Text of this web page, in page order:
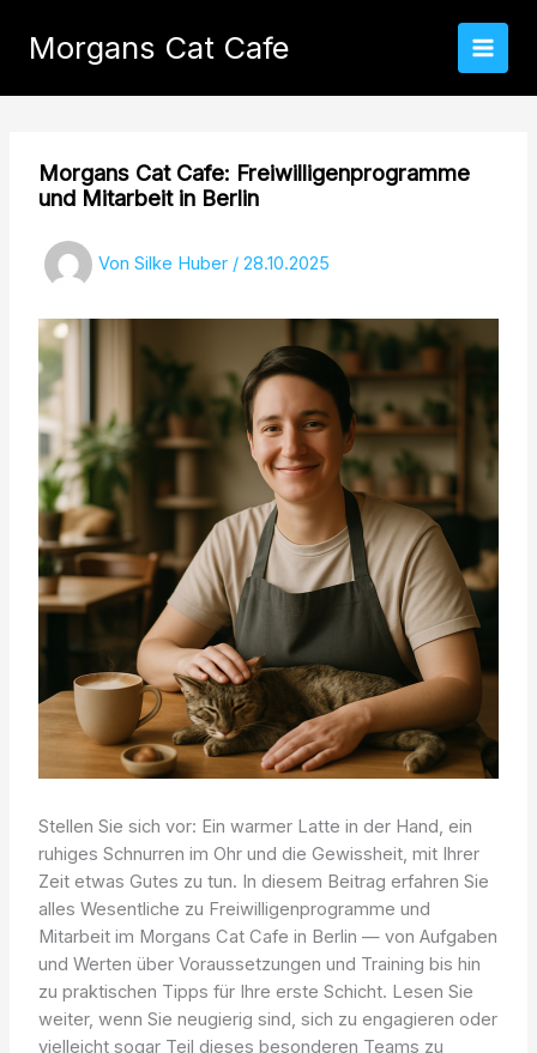
InhaltMorgans Cat Cafe
Morgans Cat Cafe: Freiwilligenprogramme
und Mitarbeit in Berlin
Von Silke Huber / 28.10.2025
Stellen Sie sich vor: Ein warmer Latte in der Hand, ein
ruhiges Schnurren im Ohr und die Gewissheit, mit Ihrer
Zeit etwas Gutes zu tun. In diesem Beitrag erfahren Sie
alles Wesentliche zu Freiwilligenprogramme und
Mitarbeit im Morgans Cat Cafe in Berlin — von Aufgaben
und Werten über Voraussetzungen und Training bis hin
zu praktischen Tipps für Ihre erste Schicht. Lesen Sie
weiter, wenn Sie neugierig sind, sich zu engagieren oder
vielleicht sogar Teil dieses besonderen Teams zu